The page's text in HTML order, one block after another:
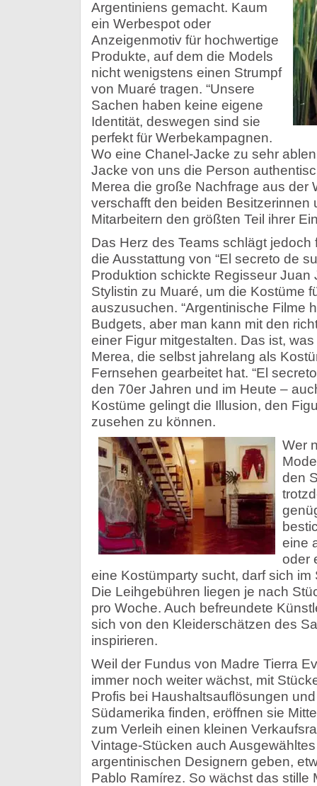
Argentiniens gemacht. Kaum
ein Werbespot oder
Anzeigenmotiv für hochwertige
Produkte, auf dem die Models
nicht wenigstens einen Strumpf
von Muaré tragen. “Unsere
Sachen haben keine eigene
Identität, deswegen sind sie
perfekt für Werbekampagnen.
Wo eine Chanel-Jacke zu sehr
Jacke von uns die Person
Merea die große Nachfrage aus der
verschafft den beiden Besitzerinnen
Mitarbeitern den größten Teil ihrer
Das Herz des Teams schlägt jedoch
die Ausstattung von “El secreto de
Produktion schickte Regisseur Juan
Stylistin zu Muaré, um die Kostüme
auszusuchen. “Argentinische Filme
Budgets, aber man kann mit den
einer Figur mitgestalten. Das ist,
Merea, die selbst jahrelang als
Fernsehen gearbeitet hat. “El
den 70er Jahren und im Heute –
Kostüme gelingt die Illusion, den
zusehen zu können.
Wer
den
eine
oder
eine Kostümparty sucht, darf sich
Die Leihgebühren liegen je nach
pro Woche. Auch befreundete
sich von den Kleiderschätzen des
inspirieren.
Weil der Fundus von Madre Tierra
immer noch weiter wächst, mit
Profis bei Haushaltsauflösungen
Südamerika finden, eröffnen sie
zum Verleih einen kleinen
Vintage-Stücken auch
argentinischen Designern geben,
Pablo Ramírez. So wächst das stille